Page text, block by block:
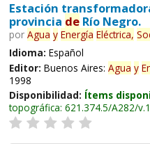
Estación
provincia deRío Negro.
por Agua y Energía Eléctrica,
Idioma: Español
Editor: Buenos Aires: Agua y
1998
Disponibilidad: Ítems
topográfica: 621.374.5/A282/v.1